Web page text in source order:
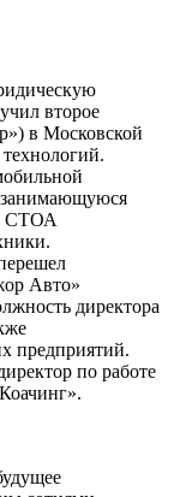
второе
в Московской
СТОА
Авто»
директора
предприятий.
по работе